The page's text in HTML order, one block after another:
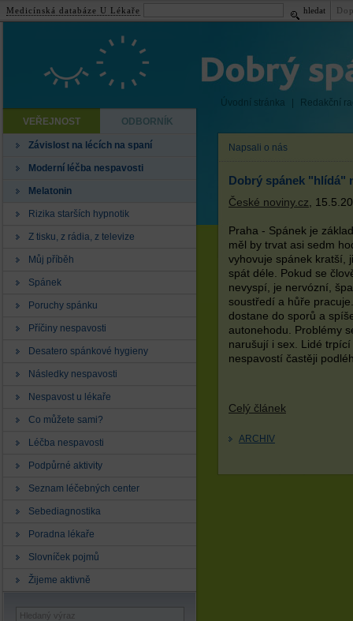
Úvodní stránka
Redakční
VEŘEJNOST
ODBORNÍK
Závislost na lécích na spaní
Moderní léčba nespavosti
Melatonin
Rizika starších hypnotik
Z tisku, z rádia, z televize
Můj příběh
Spánek
Poruchy spánku
Příčiny nespavosti
Desatero spánkové hygieny
Následky nespavosti
Nespavost u lékaře
Co můžete sami?
Léčba nespavosti
Podpůrné aktivity
Seznam léčebných center
Sebediagnostika
Poradna lékaře
Slovníček pojmů
Žijeme aktivně
Napsali o nás
Dobrý spánek "hlídá"
České noviny.cz ,
Praha - Spánek je
měl by trvat asi sedm
vyhovuje spánek kratší,
spát déle. Pokud se
nevyspí, je nervózní,
soustředí a hůře
dostane do sporů a
autonehodu. Problémy
narušují i sex. Lidé
nespavostí častěji
Celý článek
ARCHIV
Medicínská databáze U Lékaře hledat